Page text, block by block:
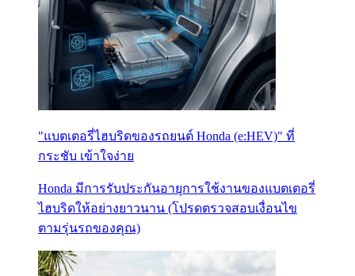
"แบตเตอรี่ไฮบริดของรถยนต์ Honda (e:HEV)" ที่
กระชับ เข้าใจง่าย
Honda มีการรับประกันอายุการใช้งานของแบตเตอรี่
ไฮบริดให้อย่างยาวนาน (โปรดตรวจสอบเงื่อนไข
ตามรุ่นรถของคุณ)